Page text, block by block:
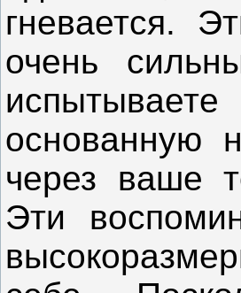
гневается.
очень
основанную
через ваше
Эти